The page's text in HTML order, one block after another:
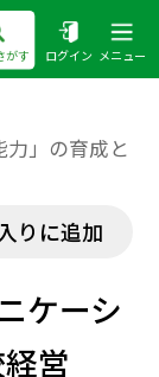
がす ログイン メニュー
力」の育成と
りに追加
ケーシ
営